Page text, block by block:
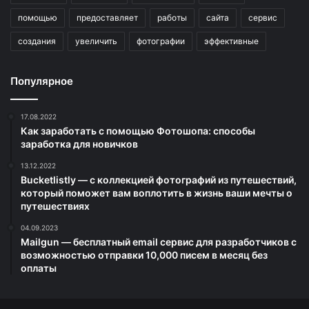
помощью предоставляет работы сайта сервис
создания увеличить фотографии эффективные
Популярное
17.08.2022
Как заработать с помощью Фотошопа: способы
заработка для новичков
13.12.2022
Bucketlistly — с коллекцией фотографий из путешествий,
который поможет вам воплотить в жизнь ваши мечты о
путешествиях
04.09.2023
Mailgun — бесплатный email сервис для разработчиков с
возможностью отправки 10,000 писем в месяц без
оплаты